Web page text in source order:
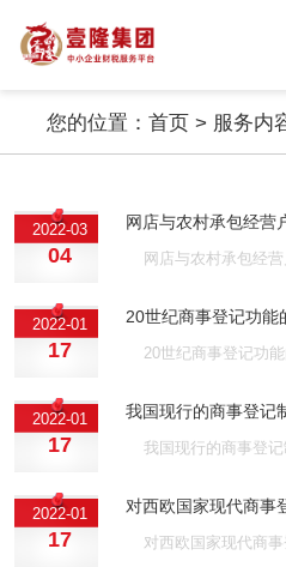
您的位置： 首页> 服务内
2022-03
04
网店与农村承包经营
网店与农村承包经营
2022-01
17
20世纪商事登记功能
20世纪商事登记功能
2022-01
17
我国现行的商事登记
我国现行的商事登记
2022-01
17
对西欧国家现代商事
对西欧国家现代商事